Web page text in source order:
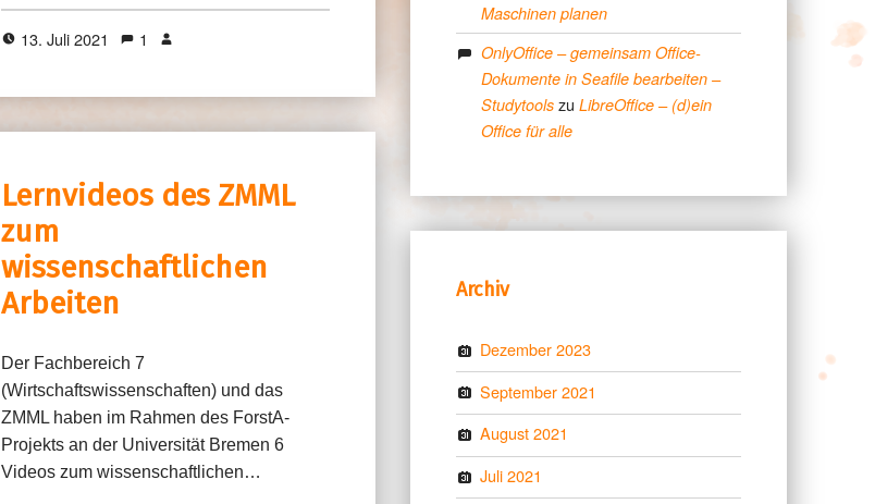
13. Juli 2021 1
Lernvideos des ZMML
zum
wissenschaftlichen
Arbeiten
Der Fachbereich 7
(Wirtschaftswissenschaften) und das
ZMML haben im Rahmen des ForstA-
Projekts an der Universität Bremen 6
Videos zum wissenschaftlichen…
Maschinen planen
OnlyOffice – gemeinsam Office-
Dokumente in Seafile bearbeiten –
Studytools zuLibreOffice – (d)ein
Office für alle
Archiv
Dezember 2023
September 2021
August 2021
Juli 2021